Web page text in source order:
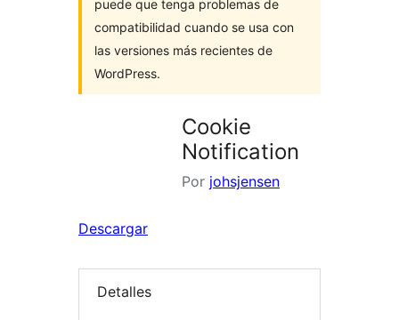
puede que tenga problemas de
compatibilidad cuando se usa con
las versiones más recientes de
WordPress.
Cookie
Notification
Por johsjensen
Descargar
Detalles